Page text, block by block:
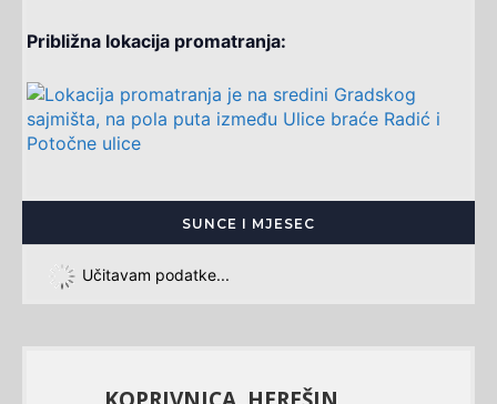
Približna lokacija promatranja:
SUNCE I MJESEC
Učitavam podatke...